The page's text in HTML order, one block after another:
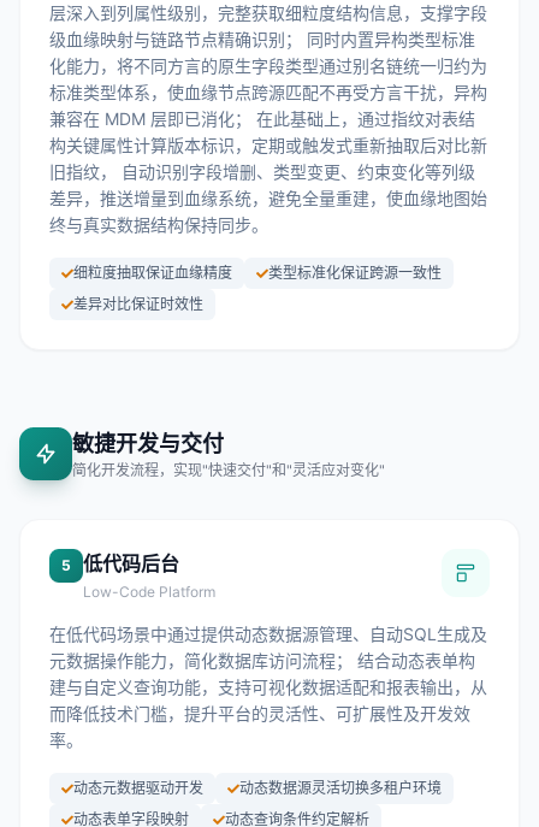
层深入到列属性级别，完整获取细粒度结构信息，支撑字段
级血缘映射与链路节点精确识别； 同时内置异构类型标准
化能力，将不同方言的原生字段类型通过别名链统一归约为
标准类型体系，使血缘节点跨源匹配不再受方言干扰，异构
兼容在 MDM 层即已消化； 在此基础上，通过指纹对表结
构关键属性计算版本标识，定期或触发式重新抽取后对比新
旧指纹， 自动识别字段增删、类型变更、约束变化等列级
差异，推送增量到血缘系统，避免全量重建，使血缘地图始
终与真实数据结构保持同步。
细粒度抽取保证血缘精度
类型标准化保证跨源一致性
差异对比保证时效性
敏捷开发与交付
简化开发流程，实现"快速交付"和"灵活应对变化"
5 低代码后台
Low-Code Platform
在低代码场景中通过提供动态数据源管理、自动SQL生成及
元数据操作能力，简化数据库访问流程； 结合动态表单构
建与自定义查询功能，支持可视化数据适配和报表输出，从
而降低技术门槛，提升平台的灵活性、可扩展性及开发效
率。
动态元数据驱动开发
动态数据源灵活切换多租户环境
动态表单字段映射
动态查询条件约定解析